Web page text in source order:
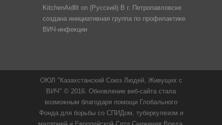
KitchenAidllt on (Русский) В г. Петропавловске
создана инициативная группа по профилактике
ВИЧ-инфекции
ОЮЛ "Казахстанский Союз Людей, Живущих с
ВИЧ" © 2016. Обновление веб-сайта стала
возможным благодаря помощи Глобального
Фонда для борьбы со СПИДом, туберкулезом и